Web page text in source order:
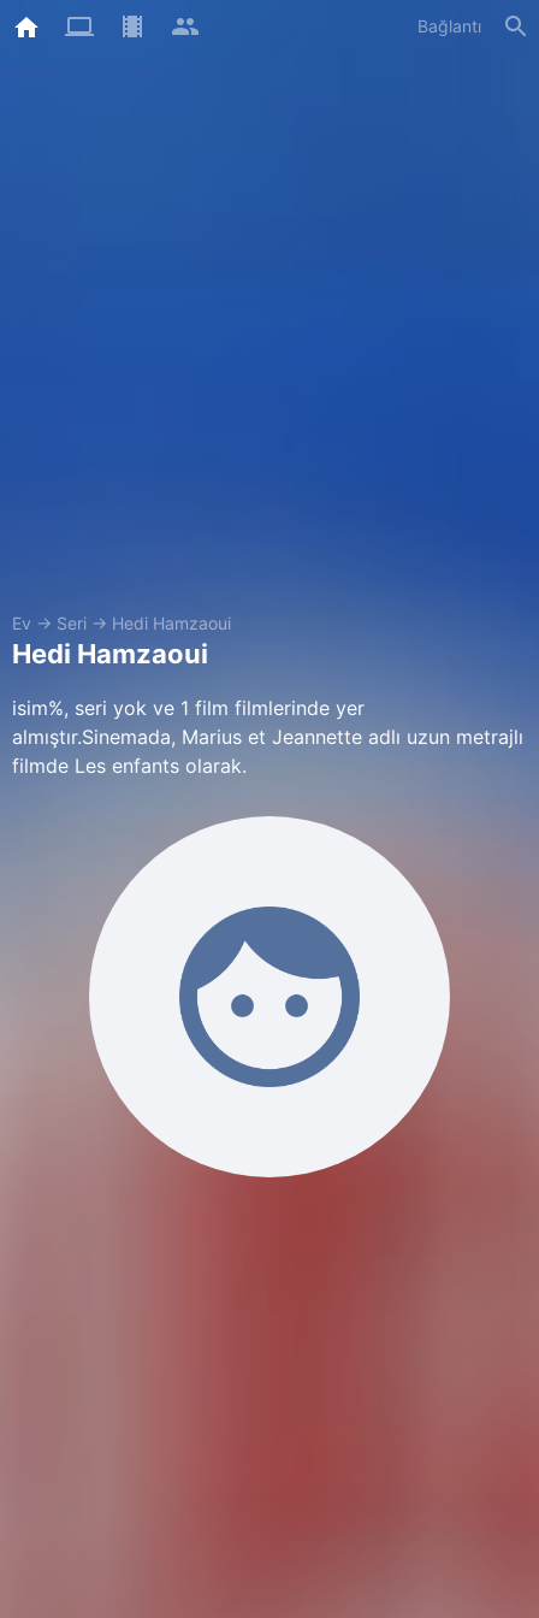
Bağlantı
Ev → Seri → Hedi Hamzaoui
Hedi Hamzaoui
isim%, seri yok ve 1 film filmlerinde yer
almıştır.Sinemada, Marius et Jeannette adlı uzun metrajlı
filmde Les enfants olarak.